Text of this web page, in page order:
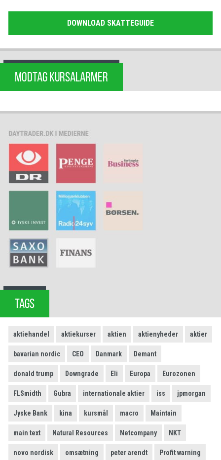
DOWNLOAD SKATTEGUIDE
MODTAG KURSALARMER
TAGS
aktiehandel aktiekurser aktien aktienyheder aktier
bavarian nordic CEO Danmark Demant
donald trump Downgrade Eli Europa Eurozonen
FLSmidth Gubra internationale aktier iss jpmorgan
Jyske Bank kina kursmål macro Maintain
main text Natural Resources Netcompany NKT
novo nordisk omsætning peter arendt Profit warning